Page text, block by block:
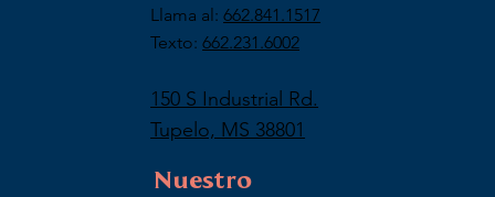
Llama al:662.841.1517
Texto:662.231.6002
150 S Industrial Rd.
Tupelo, MS 38801
Nuestro